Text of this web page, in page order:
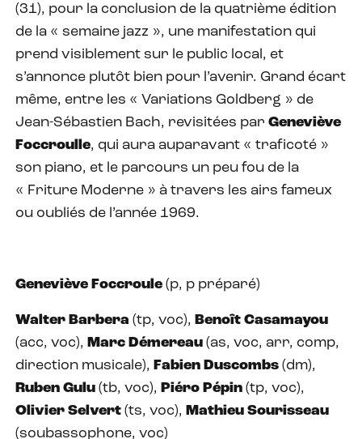
(31), pour la conclusion de la quatrième édition
de la « semaine jazz », une manifestation qui
prend visiblement sur le public local, et
s’annonce plutôt bien pour l’avenir. Grand écart
même, entre les « Variations Goldberg » de
Jean-Sébastien Bach, revisitées par Geneviève
Foccroulle, qui aura auparavant « traficoté »
son piano, et le parcours un peu fou de la
« Friture Moderne » à travers les airs fameux
ou oubliés de l’année 1969.
Geneviève Foccroule (p, p préparé)
Walter Barbera (tp, voc), Benoît Casamayou
(acc, voc), Marc Démereau (as, voc, arr, comp,
direction musicale), Fabien Duscombs (dm),
Ruben Gulu (tb, voc), Piéro Pépin (tp, voc),
Olivier Selvert (ts, voc), Mathieu Sourisseau
(soubassophone, voc)